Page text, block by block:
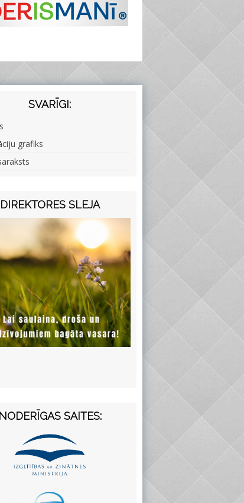
SVARĪGI:
grafiks
DIREKTORES SLEJA
NODERĪGAS SAITES: